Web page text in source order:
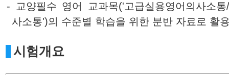
- 교양필수 영어 교과목('고급실용영어의사소통
사소통')의 수준별 학습을 위한 분반 자료로 활
시험개요